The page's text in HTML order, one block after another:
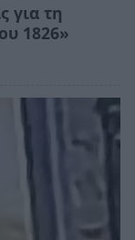
για τη
1826»